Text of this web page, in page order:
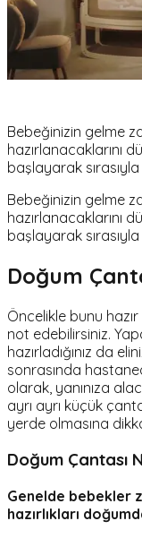
Bebeğinizin gelme
hazırlanacaklarını
başlayarak
Bebeğinizin gelme
hazırlanacaklarını
başlayarak
Doğum
Öncelikle bunu
not edebilirsiniz.
hazırladığınız da
sonrasında
olarak, yanınıza
ayrı ayrı küçük
yerde olmasına
Doğum Çantası
Genelde bebekler
hazırlıkları